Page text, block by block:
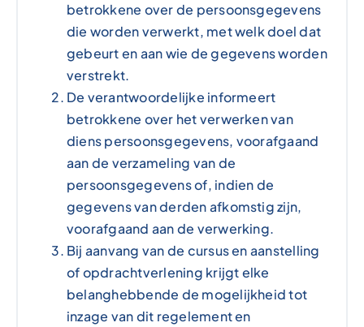
betrokkene over de persoonsgegevens
die worden verwerkt, met welk doel dat
gebeurt en aan wie de gegevens worden
verstrekt.
De verantwoordelijke informeert
betrokkene over het verwerken van
diens persoonsgegevens, voorafgaand
aan de verzameling van de
persoonsgegevens of, indien de
gegevens van derden afkomstig zijn,
voorafgaand aan de verwerking.
Bij aanvang van de cursus en aanstelling
of opdrachtverlening krijgt elke
belanghebbende de mogelijkheid tot
inzage van dit regelement en